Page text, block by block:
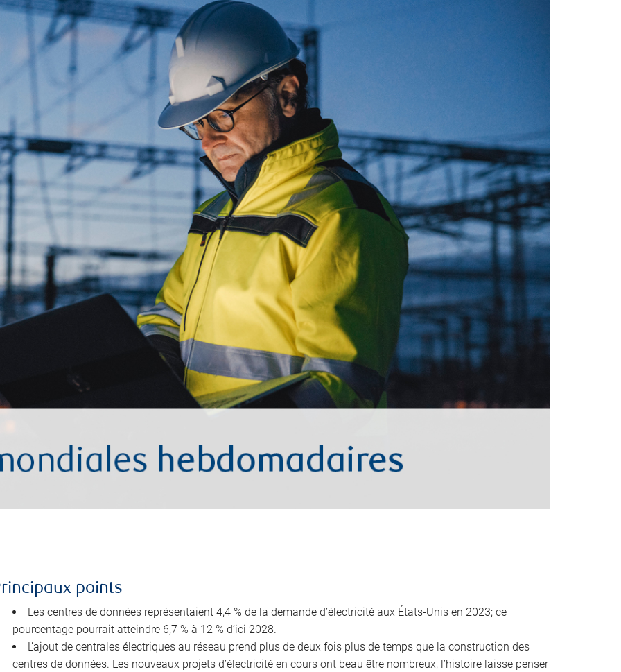
points
Les centres de données représentaient 4,4 % de la demande d’électricité aux États-Unis en 2023; ce
pourcentage pourrait atteindre 6,7 % à 12 % d’ici 2028.
L’ajout de centrales électriques au réseau prend plus de deux fois plus de temps que la construction des
centres de données. Les nouveaux projets d’électricité en cours ont beau être nombreux, l’histoire laisse penser